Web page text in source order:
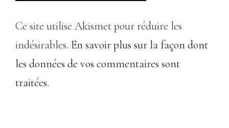
Ce site utilise Akismet pour réduire les
indésirables. En savoir plus sur la façon dont
les données de vos commentaires sont
traitées.